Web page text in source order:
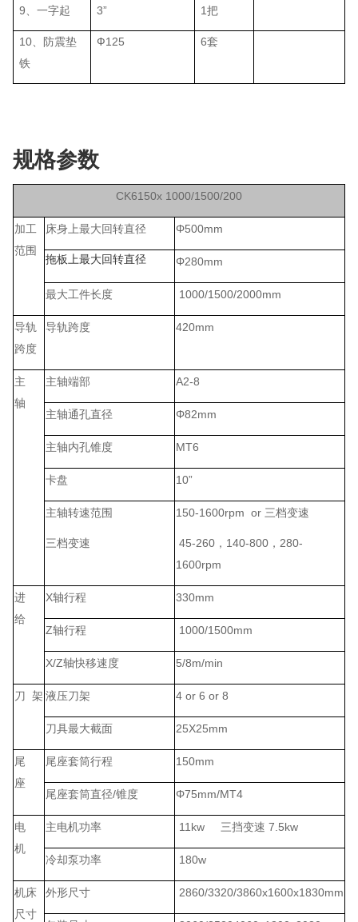
9、一字起 3” 1把
10、防震垫
铁
Ф125 6套
规格参数
CK6150x 1000/1500/200
加工
范围
床身上最大回转直径 Φ500mm
拖板上最大回转直径 Φ280mm
最大工件长度 1000/1500/2000mm
导轨
跨度
导轨跨度 420mm
主
轴
主轴端部 A2-8
主轴通孔直径 Φ82mm
主轴内孔锥度 MT6
卡盘 10”
主轴转速范围
三档变速
150-1600rpm or 三档变速
45-260，140-800，280-
1600rpm
进
给
X轴行程 330mm
Z轴行程 1000/1500mm
X/Z轴快移速度 5/8m/min
刀 架 液压刀架 4 or 6 or 8
刀具最大截面 25X25mm
尾
座
尾座套筒行程 150mm
尾座套筒直径/锥度 Φ75mm/MT4
电
机
主电机功率 11kw 三挡变速 7.5kw
冷却泵功率 180w
机床
尺寸
外形尺寸 2860/3320/3860x1600x1830mm